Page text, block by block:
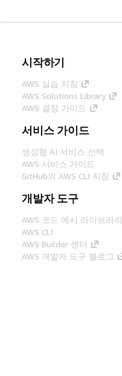
시작하기
AWS 실습 지침
AWS Solutions Library
AWS 결정 가이드
서비스 가이드
생성형 AI 서비스 선택
AWS 서비스 가이드
GitHub의 AWS CLI 지침
개발자 도구
AWS 코드 예시 라이브러리
AWS CLI
AWS Builder 센터
AWS 개발자 도구 블로그